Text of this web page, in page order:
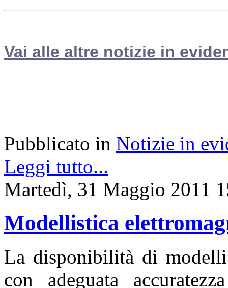
Vai alle altre notizie in
Pubblicato in Notizie in
Leggi tutto...
Martedì, 31 Maggio 2011
Modellistica
La disponibilità di
con adeguata